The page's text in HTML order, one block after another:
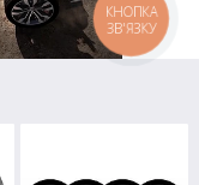
КНОПКА
ЗВ'ЯЗКУ